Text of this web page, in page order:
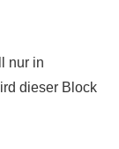
nur in
dieser Block